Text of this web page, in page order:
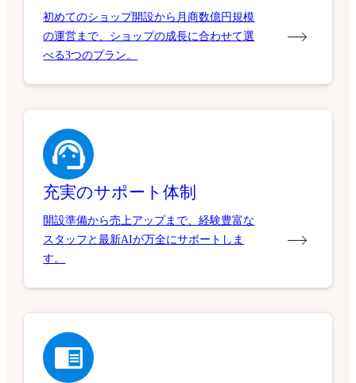
初めてのショップ開設から月商数億円規模
の運営まで、ショップの成長に合わせて選
べる3つのプラン。
充実のサポート体制
開設準備から売上アップまで、経験豊富な
スタッフと最新AIが万全にサポートしま
す。